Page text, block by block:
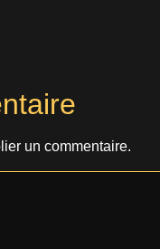
un commentaire.